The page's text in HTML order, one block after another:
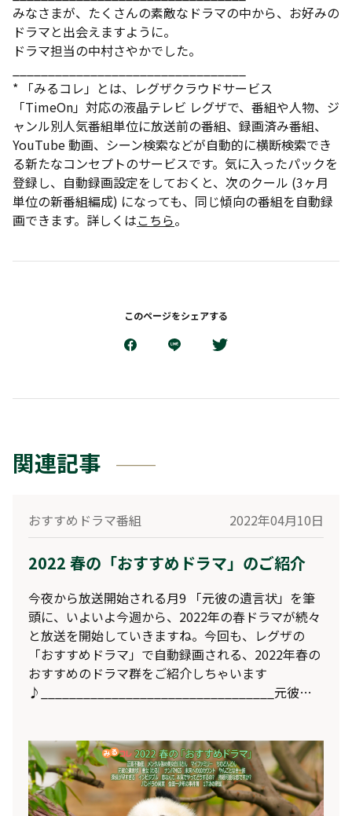
みなさまが、たくさんの素敵なドラマの中から、お好みの
ドラマと出会えますように。
ドラマ担当の中村さやかでした。
* 「みるコレ」とは、レグザクラウドサービス
「TimeOn」対応の液晶テレビ レグザで、番組や人物、ジ
ャンル別人気番組単位に放送前の番組、録画済み番組、
YouTube 動画、シーン検索などが自動的に横断検索でき
る新たなコンセプトのサービスです。気に入ったパックを
登録し、自動録画設定をしておくと、次のクール (3ヶ月
単位の新番組編成) になっても、同じ傾向の番組を自動録
画できます。詳しくはこちら。
このページをシェアする
関連記事
おすすめドラマ番組 2022年04月10日
2022 春の「おすすめドラマ」のご紹介
今夜から放送開始される月9 「元彼の遺言状」を筆
頭に、いよいよ今週から、2022年の春ドラマが続々
と放送を開始していきますね。今回も、レグザの
「おすすめドラマ」で自動録画される、2022年春の
おすすめのドラマ群をご紹介しちゃいます
♪_________________________________元彼の
優子要 潤、野間口 徹、佐戸井けん太、笹野高史、萬
田久子、浅野和之原作：『元彼の遺言状』新川帆立
（宝島社）
https://www.fujitv.co.jp/motokare/index.html